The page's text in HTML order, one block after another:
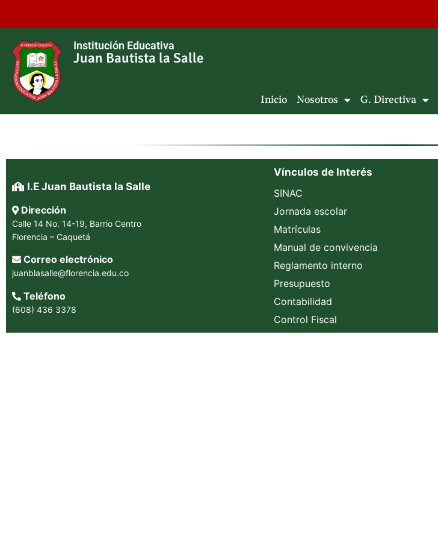
Institución Educativa
Juan Bautista la Salle
Inicio Nosotros G. Directiva
I.E Juan Bautista la Salle
Dirección
Calle 14 No. 14-19, Barrio Centro
Florencia – Caquetá
Correo electrónico
juanblasalle@florencia.edu.co
Teléfono
(608) 436 3378
Vínculos de Interés
SINAC
Jornada escolar
Matrículas
Manual de convivencia
Reglamento interno
Presupuesto
Contabilidad
Control Fiscal